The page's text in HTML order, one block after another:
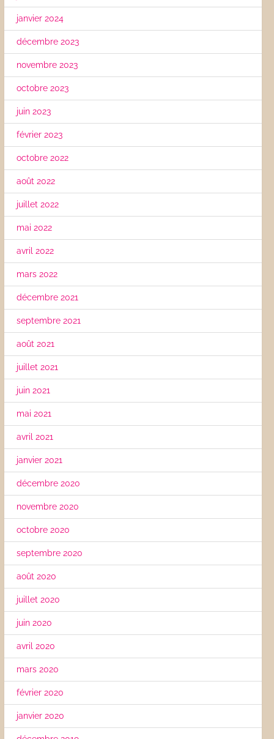
janvier 2024
décembre 2023
novembre 2023
octobre 2023
juin 2023
février 2023
octobre 2022
août 2022
juillet 2022
mai 2022
avril 2022
mars 2022
décembre 2021
septembre 2021
août 2021
juillet 2021
juin 2021
mai 2021
avril 2021
janvier 2021
décembre 2020
novembre 2020
octobre 2020
septembre 2020
août 2020
juillet 2020
juin 2020
avril 2020
mars 2020
février 2020
janvier 2020